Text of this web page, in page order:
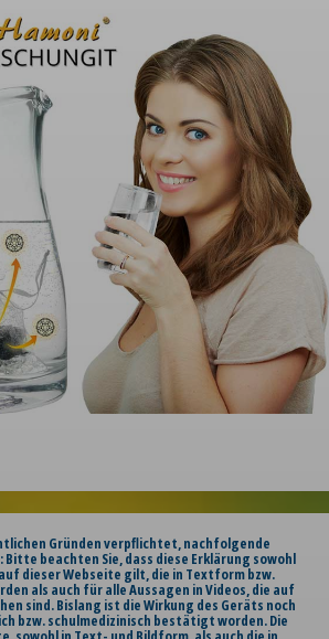
Gründen verpflichtet, nachfolgende
beachten Sie, dass diese Erklärung sowohl
dieser Webseite gilt, die in Textform bzw.
als auch für alle Aussagen in Videos, die auf
sind. Bislang ist die Wirkung des Geräts noch
bzw. schulmedizinisch bestätigt worden. Die